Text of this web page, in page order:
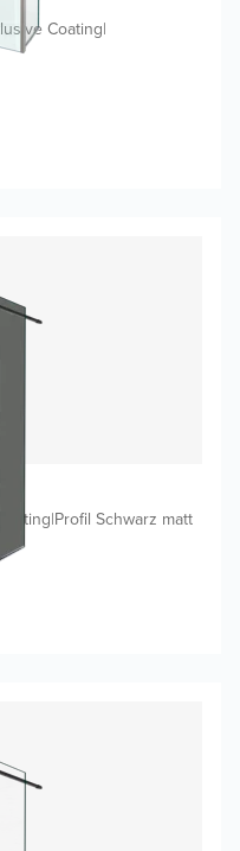
Coating|
|Profil Schwarz matt